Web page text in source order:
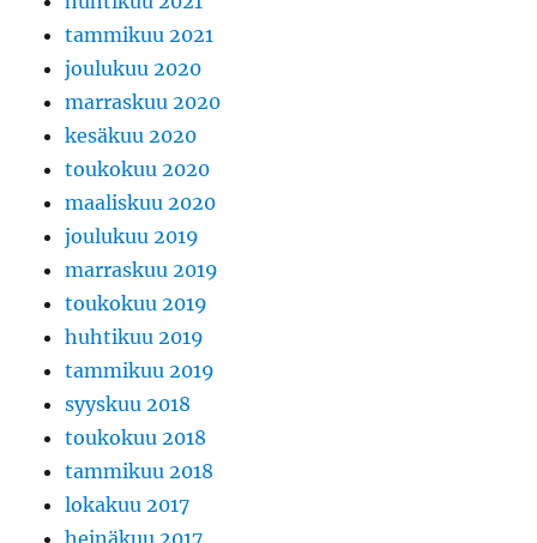
tammikuu 2021
joulukuu 2020
marraskuu 2020
kesäkuu 2020
toukokuu 2020
maaliskuu 2020
joulukuu 2019
marraskuu 2019
toukokuu 2019
huhtikuu 2019
tammikuu 2019
syyskuu 2018
toukokuu 2018
tammikuu 2018
lokakuu 2017